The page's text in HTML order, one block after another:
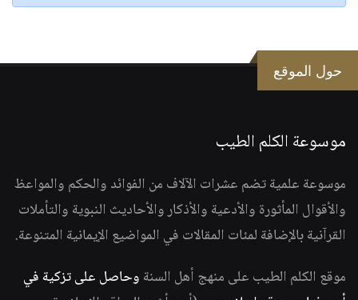
حول الموقع
موسوعة الكلم الطيب
موسوعة علمية تضم عشرات الآلاف من الفوائد والحكم والمواعظ
والأقوال المأثورة والأدعية والأذكار والأحاديث النبوية والتأملات
القرآنية بالإضافة لمئات المقالات في المواضيع الإيمانية المتنوعة.
موقع الكلم الطيب على منهج أهل السنة وحاصل على تزكية في